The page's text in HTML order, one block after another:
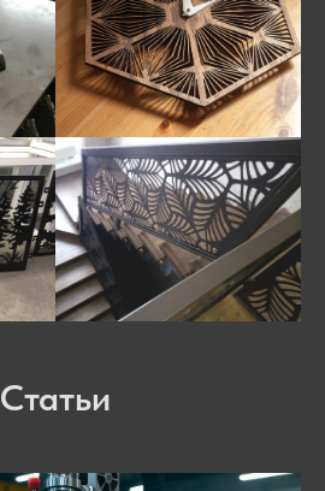
Статьи